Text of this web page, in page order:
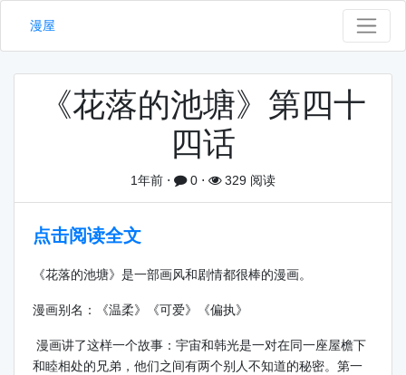
漫屋
《花落的池塘》第四十
四话
1年前 ⋅ 0 ⋅ 329 阅读
点击阅读全文
《花落的池塘》是一部画风和剧情都很棒的漫画。
漫画别名：《温柔》《可爱》《偏执》
漫画讲了这样一个故事：宇宙和韩光是一对在同一座屋檐下
和睦相处的兄弟，他们之间有两个别人不知道的秘密。第一